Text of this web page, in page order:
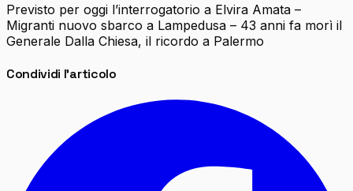
Previsto per oggi l’interrogatorio a Elvira Amata –
Migranti nuovo sbarco a Lampedusa – 43 anni fa morì il
Generale Dalla Chiesa, il ricordo a Palermo
Condividi l'articolo